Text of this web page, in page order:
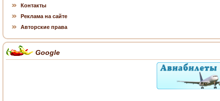
Контакты
Реклама на сайте
Авторские права
Google